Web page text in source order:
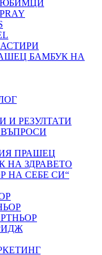
БАМБУК НА
И РЕЗУЛТАТИ
ПРАШЕЦ
НА ЗДРАВЕТО
НА СЕБЕ СИ“